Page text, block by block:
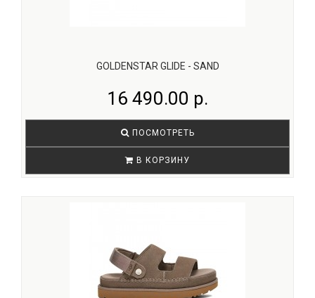
GOLDENSTAR GLIDE - SAND
16 490.00 р.
ПОСМОТРЕТЬ
В КОРЗИНУ